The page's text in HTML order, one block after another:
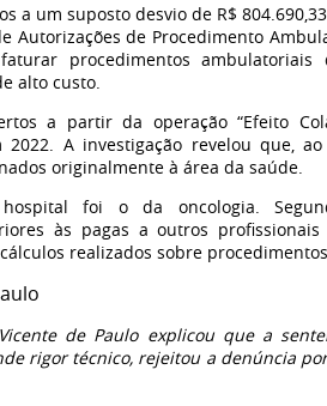
a um suposto desvio de R$
Autorizações de Procedimento
procedimentos ambulatoriais
alto custo.
a partir da operação “Efeito
A investigação revelou que,
originalmente à área da saúde.
foi o da oncologia.
às pagas a outros
realizados sobre
de Paulo explicou que a
rigor técnico, rejeitou a denúncia